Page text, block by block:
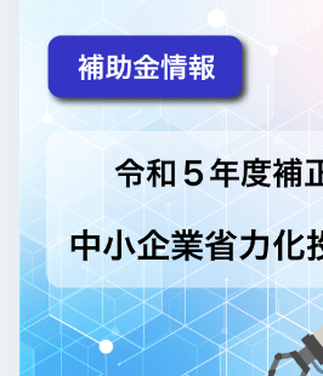
ら
せ/
ブ
ロ
グ